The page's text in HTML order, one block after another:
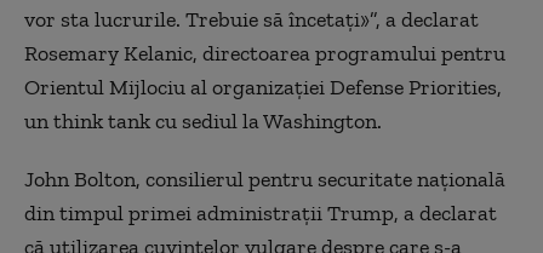
vor sta lucrurile. Trebuie să încetați»”, a declarat
Rosemary Kelanic, directoarea programului pentru
Orientul Mijlociu al organizației Defense Priorities,
un think tank cu sediul la Washington.
John Bolton, consilierul pentru securitate națională
din timpul primei administrații Trump, a declarat
că utilizarea cuvintelor vulgare despre care s-a